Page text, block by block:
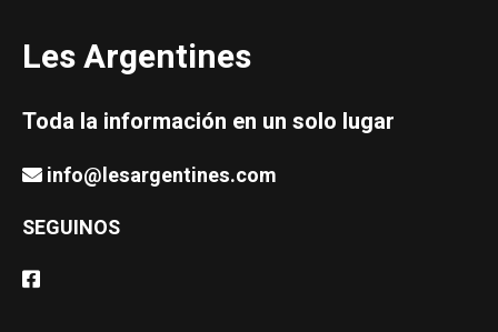
Les Argentines
Toda la información en un solo lugar
info@lesargentines.com
SEGUINOS